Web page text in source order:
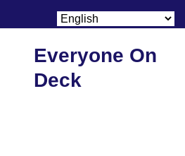
Everyone On
Deck